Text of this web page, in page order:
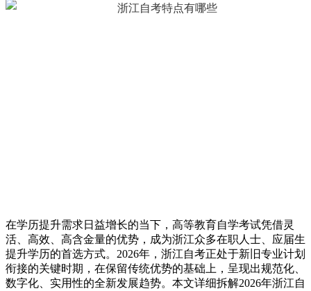
在学历提升需求日益增长的当下，高等教育自学考试凭借灵
活、高效、高含金量的优势，成为浙江众多在职人士、应届生
提升学历的首选方式。2026年，浙江自考正处于新旧专业计划
衔接的关键时期，在保留传统优势的基础上，呈现出规范化、
数字化、实用性的全新发展趋势。本文详细拆解2026年浙江自